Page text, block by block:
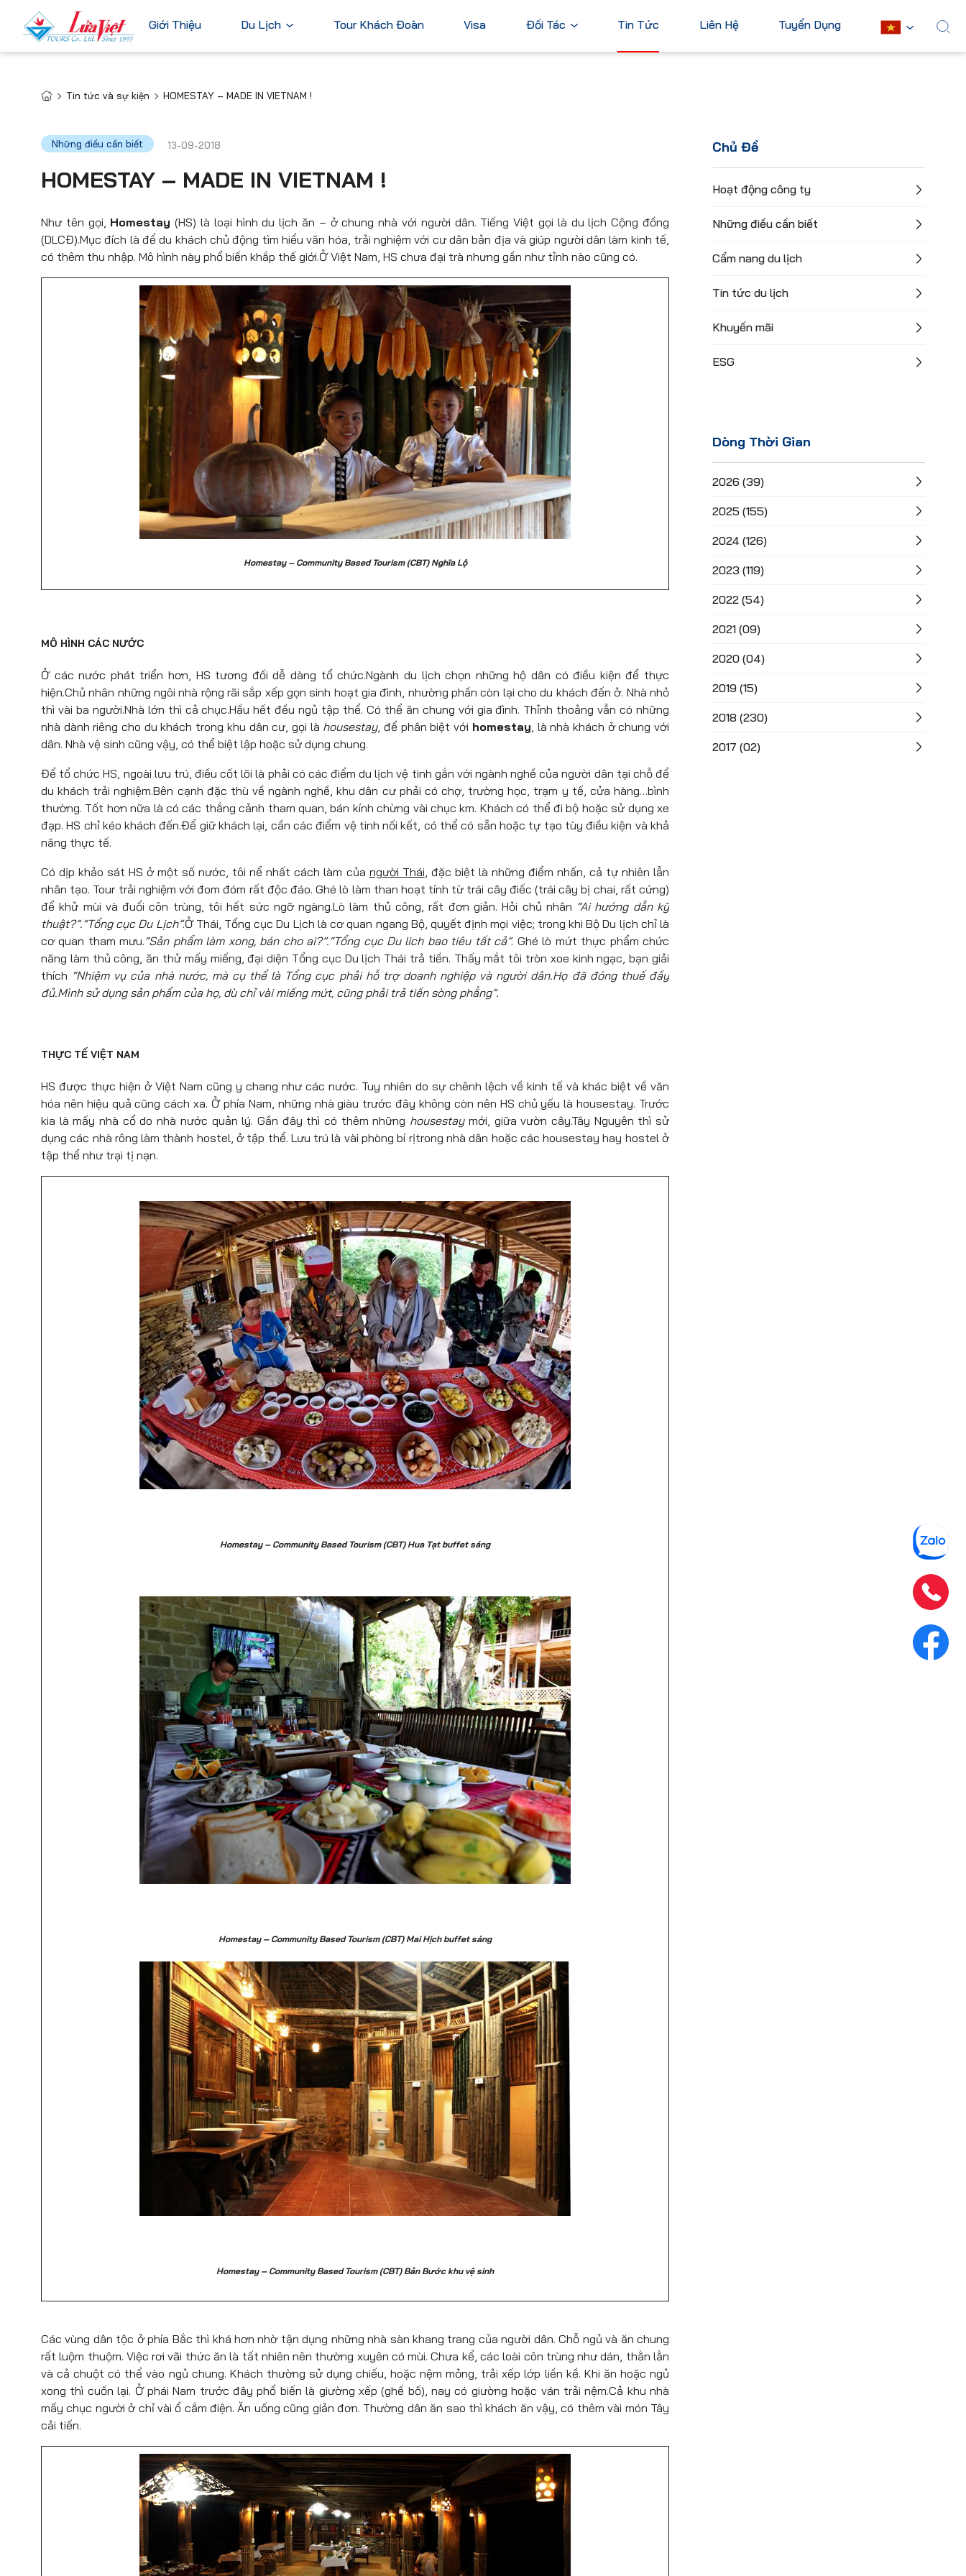
Giới Thiệu Du Lịch
Du Lịch Trong Nước
Đức
Hà Lan
Xem tất cả
Dubai
Xem tất cả
Argentina
Xem tất cả
Tour Khách Đoàn Visa Đối Tác Tin Tức Liên Hệ Tuyển Dụng
Tin tức và sự kiện HOMESTAY – MADE IN VIETNAM !
Những điều cần biết 13-09-2018
HOMESTAY – MADE IN VIETNAM !
Như tên gọi, Homestay (HS) là loại hình du lịch ăn – ở chung nhà với người dân. Tiếng Việt gọi là du lịch Cộng đồng
(DLCĐ).Mục đích là để du khách chủ động tìm hiểu văn hóa, trải nghiệm với cư dân bản địa và giúp người dân làm kinh tế,
có thêm thu nhập. Mô hình này phổ biến khắp thế giới.Ở Việt Nam, HS chưa đại trà nhưng gần như tỉnh nào cũng có.
Homestay – Community Based Tourism (CBT) Nghĩa Lộ
MÔ HÌNH CÁC NƯỚC
Ở các nước phát triển hơn, HS tương đối dễ dàng tổ chức.Ngành du lịch chọn những hộ dân có điều kiện để thực
hiện.Chủ nhân những ngôi nhà rộng rãi sắp xếp gọn sinh hoạt gia đình, nhường phần còn lại cho du khách đến ở. Nhà nhỏ
thì vài ba người.Nhà lớn thì cả chục.Hầu hết đều ngủ tập thể. Có thể ăn chung với gia đình. Thỉnh thoảng vẫn có những
nhà dành riêng cho du khách trong khu dân cư, gọi là housestay, để phân biệt với homestay, là nhà khách ở chung với
dân. Nhà vệ sinh cũng vậy, có thể biệt lập hoặc sử dụng chung.
Để tổ chức HS, ngoài lưu trú, điều cốt lõi là phải có các điểm du lịch vệ tinh gắn với ngành nghề của người dân tại chỗ để
du khách trải nghiệm.Bên cạnh đặc thù về ngành nghề, khu dân cư phải có chợ, trường học, trạm y tế, cửa hàng…bình
thường. Tốt hơn nữa là có các thắng cảnh tham quan, bán kính chừng vài chục km. Khách có thể đi bộ hoặc sử dụng xe
đạp. HS chỉ kéo khách đến.Để giữ khách lại, cần các điểm vệ tinh nối kết, có thể có sẵn hoặc tự tạo tùy điều kiện và khả
năng thực tế.
Có dịp khảo sát HS ở một số nước, tôi nể nhất cách làm của người Thái, đặc biệt là những điểm nhấn, cả tự nhiên lẫn
nhân tạo. Tour trải nghiệm với đom đóm rất độc đáo. Ghé lò làm than hoạt tính từ trái cây điếc (trái cây bị chai, rất cứng)
để khử mùi và đuổi côn trùng, tôi hết sức ngỡ ngàng.Lò làm thủ công, rất đơn giản. Hỏi chủ nhân “Ai hướng dẫn kỹ
thuật?”.“Tổng cục Du Lịch”.Ở Thái, Tổng cục Du Lịch là cơ quan ngang Bộ, quyết định mọi việc; trong khi Bộ Du lịch chỉ là
cơ quan tham mưu.“Sản phẩm làm xong, bán cho ai?”.“Tổng cục Du lich bao tiêu tất cả”. Ghé lò mứt thực phẩm chức
năng làm thủ công, ăn thử mấy miếng, đại diện Tổng cục Du lịch Thái trả tiền. Thấy mắt tôi tròn xoe kinh ngạc, bạn giải
thích “Nhiệm vụ của nhà nước, mà cụ thể là Tổng cục phải hỗ trợ doanh nghiệp và người dân.Họ đã đóng thuế đầy
đủ.Mình sử dụng sản phẩm của họ, dù chỉ vài miếng mứt, cũng phải trả tiền sòng phẳng”.
THỰC TẾ VIỆT NAM
HS được thực hiện ở Việt Nam cũng y chang như các nước. Tuy nhiên do sự chênh lệch về kinh tế và khác biệt về văn
hóa nên hiệu quả cũng cách xa. Ở phía Nam, những nhà giàu trước đây không còn nên HS chủ yếu là housestay. Trước
kia là mấy nhà cổ do nhà nước quản lý. Gần đây thì có thêm những housestaymới, giữa vườn cây.Tây Nguyên thì sử
dụng các nhà rông làm thành hostel, ở tập thể. Lưu trú là vài phòng bí rịtrong nhà dân hoặc các housestay hay hostel ở
tập thể như trại tị nạn.
Homestay – Community Based Tourism (CBT) Hua Tạt buffet sáng
Homestay – Community Based Tourism (CBT) Mai Hịch buffet sáng
Homestay – Community Based Tourism (CBT) Bản Bước khu vệ sinh
Các vùng dân tộc ở phía Bắc thì khá hơn nhờ tận dụng những nhà sàn khang trang của người dân. Chỗ ngủ và ăn chung
rất luộm thuộm. Việc rơi vãi thức ăn là tất nhiên nên thường xuyên có mùi. Chưa kể, các loài côn trùng như dán, thằn lằn
và cả chuột có thể vào ngủ chung. Khách thường sử dụng chiếu, hoặc nệm mỏng, trải xếp lớp liền kề. Khi ăn hoặc ngủ
xong thì cuốn lại. Ở phái Nam trước đây phổ biến là giường xếp (ghế bố), nay có giường hoặc ván trải nệm.Cả khu nhà
mấy chục người ở chỉ vài ổ cắm điện. Ăn uống cũng giản đơn. Thường dân ăn sao thì khách ăn vậy, có thêm vài món Tây
cải tiến.
Chủ Đề
Hoạt động công ty
Những điều cần biết
Cẩm nang du lịch
Tin tức du lịch
Khuyến mãi
ESG
Dòng Thời Gian
2026 (39)
2025 (155)
2024 (126)
2023 (119)
2022 (54)
2021 (09)
2020 (04)
2019 (15)
2018 (230)
2017 (02)